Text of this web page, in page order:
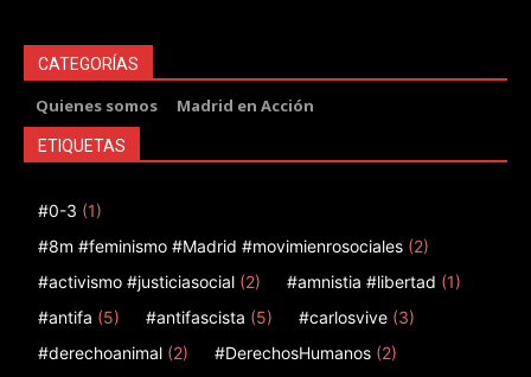
CATEGORÍAS
Quienes somos Madrid en Acción
ETIQUETAS
#0-3 (1)
#8m #feminismo #Madrid #movimienrosociales (2)
#activismo #justiciasocial (2) #amnistia #libertad (1)
#antifa (5) #antifascista (5) #carlosvive (3)
#derechoanimal (2) #DerechosHumanos (2)